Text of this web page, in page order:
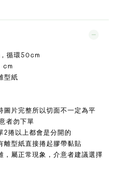
循環50cm
cm
型紙
圖片完整所以切面不一定為平
者勿下單
2捲以上都會是分開的
離型紙直接捲起膠帶黏貼
，屬正常現象，介意者建議選擇